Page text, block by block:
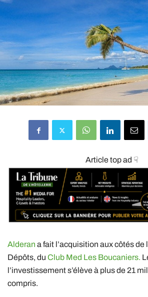
Article top ad ☟
Alderan a fait l’acquisition aux côtés de
Dépôts, du Club Med Les Boucaniers.
l’investissement s’élève à plus de 21
compris.